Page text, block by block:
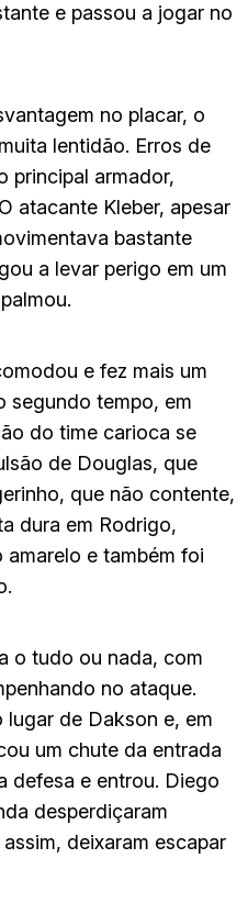
e passou a jogar no
no placar, o
lentidão. Erros de
principal armador,
atacante Kleber, apesar
bastante
a levar perigo em um
e fez mais um
segundo tempo, em
do time carioca se
de Douglas, que
que não contente,
dura em Rodrigo,
e também foi
o tudo ou nada, com
no ataque.
lugar de Dakson e, em
um chute da entrada
defesa e entrou. Diego
desperdiçaram
deixaram escapar